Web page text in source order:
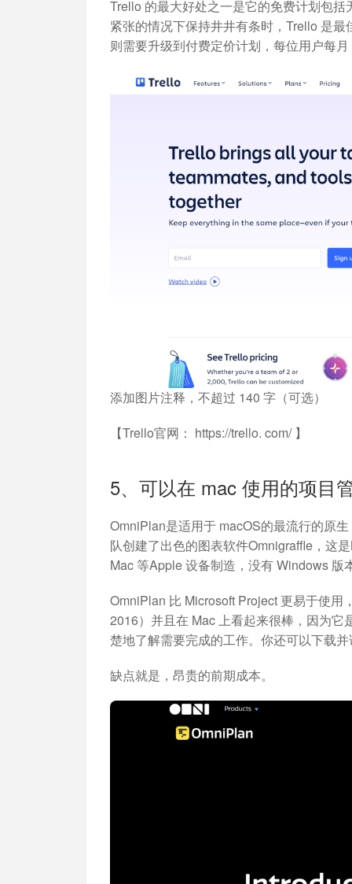
Trello 的最大好处之一是它的免费计划包
紧张的情况下保持井井有条时，Trello 是
则需要升级到付费定价计划，每位用户每
添加图片注释，不超过 140 字（可选）
【Trello官网： https://trello. com/ 】
5、可以在 mac 使用的项目
OmniPlan是适用于 macOS的最流行的原
队创建了出色的图表软件Omnigraffle，这
Mac 等Apple 设备制造，没有 Windows 版
OmniPlan 比 Microsoft Project 更易于使
2016）并且在 Mac 上看起来很棒，因为
楚地了解需要完成的工作。你还可以下载
缺点就是，昂贵的前期成本。